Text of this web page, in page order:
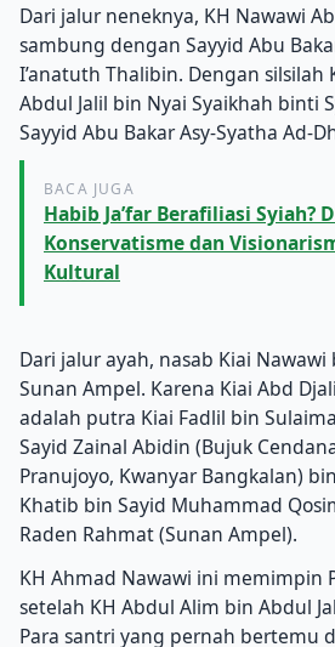
Dari jalur neneknya, KH Nawawi
sambung dengan Sayyid Abu
I’anatuth Thalibin. Dengan silsilah
Abdul Jalil bin Nyai Syaikhah binti
Sayyid Abu Bakar Asy-Syatha Ad-
BACA JUGA
Habib Ja’far Berafiliasi Syiah?
Konservatisme dan
Kultural
Dari jalur ayah, nasab Kiai
Sunan Ampel. Karena Kiai Abd
adalah putra Kiai Fadlil bin
Sayid Zainal Abidin (Bujuk
Pranujoyo, Kwanyar Bangkalan)
Khatib bin Sayid Muhammad
Raden Rahmat (Sunan Ampel).
KH Ahmad Nawawi ini memimpin
setelah KH Abdul Alim bin Abdul
Para santri yang pernah bertemu